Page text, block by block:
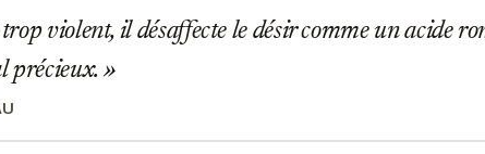
violent, il désaffecte le désir comme un acide
précieux.